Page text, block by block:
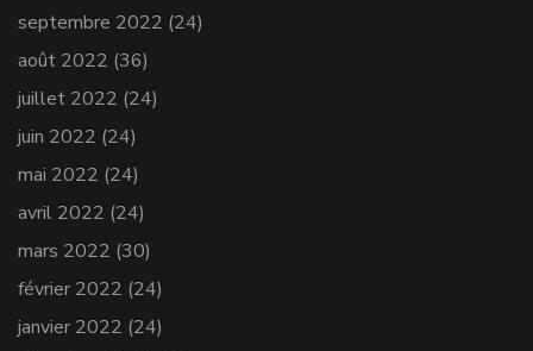
septembre 2022 (24)
août 2022 (36)
juillet 2022 (24)
juin 2022 (24)
mai 2022 (24)
avril 2022 (24)
mars 2022 (30)
février 2022 (24)
janvier 2022 (24)